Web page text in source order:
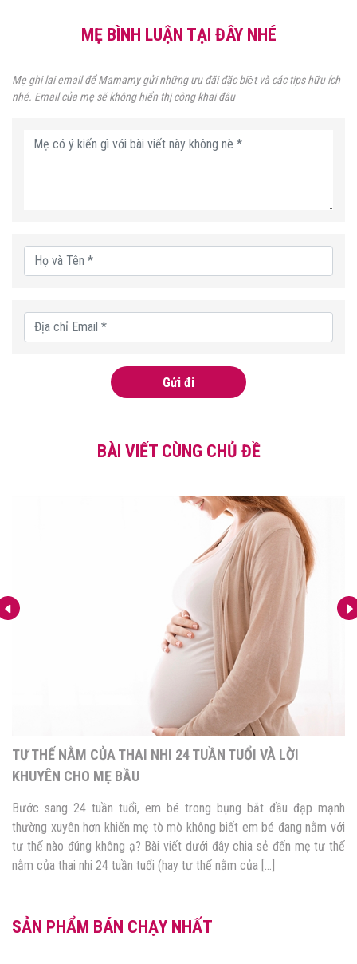
MẸ BÌNH LUẬN TẠI ĐÂY NHÉ
Mẹ ghi lại email để Mamamy gửi những ưu đãi đặc biệt và các tips hữu ích
nhé. Email của mẹ sẽ không hiển thị công khai đâu
Gửi đi
BÀI VIẾT CÙNG CHỦ ĐỀ
TIM THAI TUẦN 8 – CÁC CHỈ SỐ MẸ BẦU NÊN BIẾT!
Vậy là bé yêu của mẹ đã được 8 tuần tuổi rồi đó, hạnh phúc quá
phải không mẹ? Đây là thời điểm quan trọng đánh dấu những thay
đổi, phát triển của thai nhi nên không khỏi khiến mẹ lo lắng. Trong
số đó, lo lắng không biết tim thai tuần 8 của bé […]
SẢN PHẨM BÁN CHẠY NHẤT